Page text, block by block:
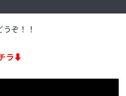
ぞ！！
ラ⬇︎